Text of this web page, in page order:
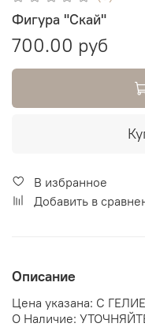
Фигура "Скай"
700.00 руб
В избранное
Добавить в
Описание
Цена указана: С
О Наличие: